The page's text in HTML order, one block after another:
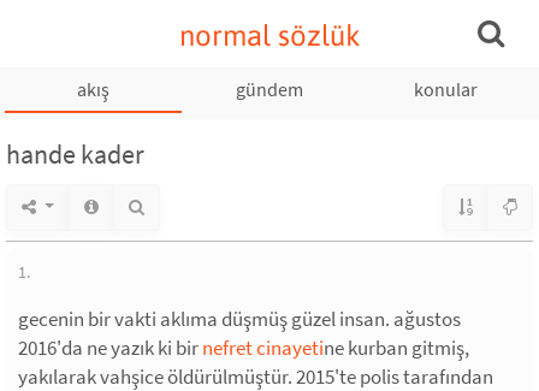
normal sözlük
akış gündem konular
hande kader
1.
gecenin bir vakti aklıma düşmüş güzel insan. ağustos
2016'da ne yazık ki birnefret cinayetine kurban gitmiş,
yakılarak vahşice öldürülmüştür. 2015'te polis tarafından